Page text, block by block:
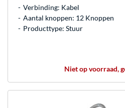
Verbinding: Kabel
Aantal knoppen: 12 Knoppen
Producttype: Stuur
Niet op voorraad,